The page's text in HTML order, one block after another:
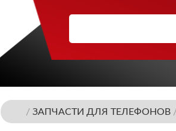
/ЗАПЧАСТИ ДЛЯ ТЕЛЕФОНОВ